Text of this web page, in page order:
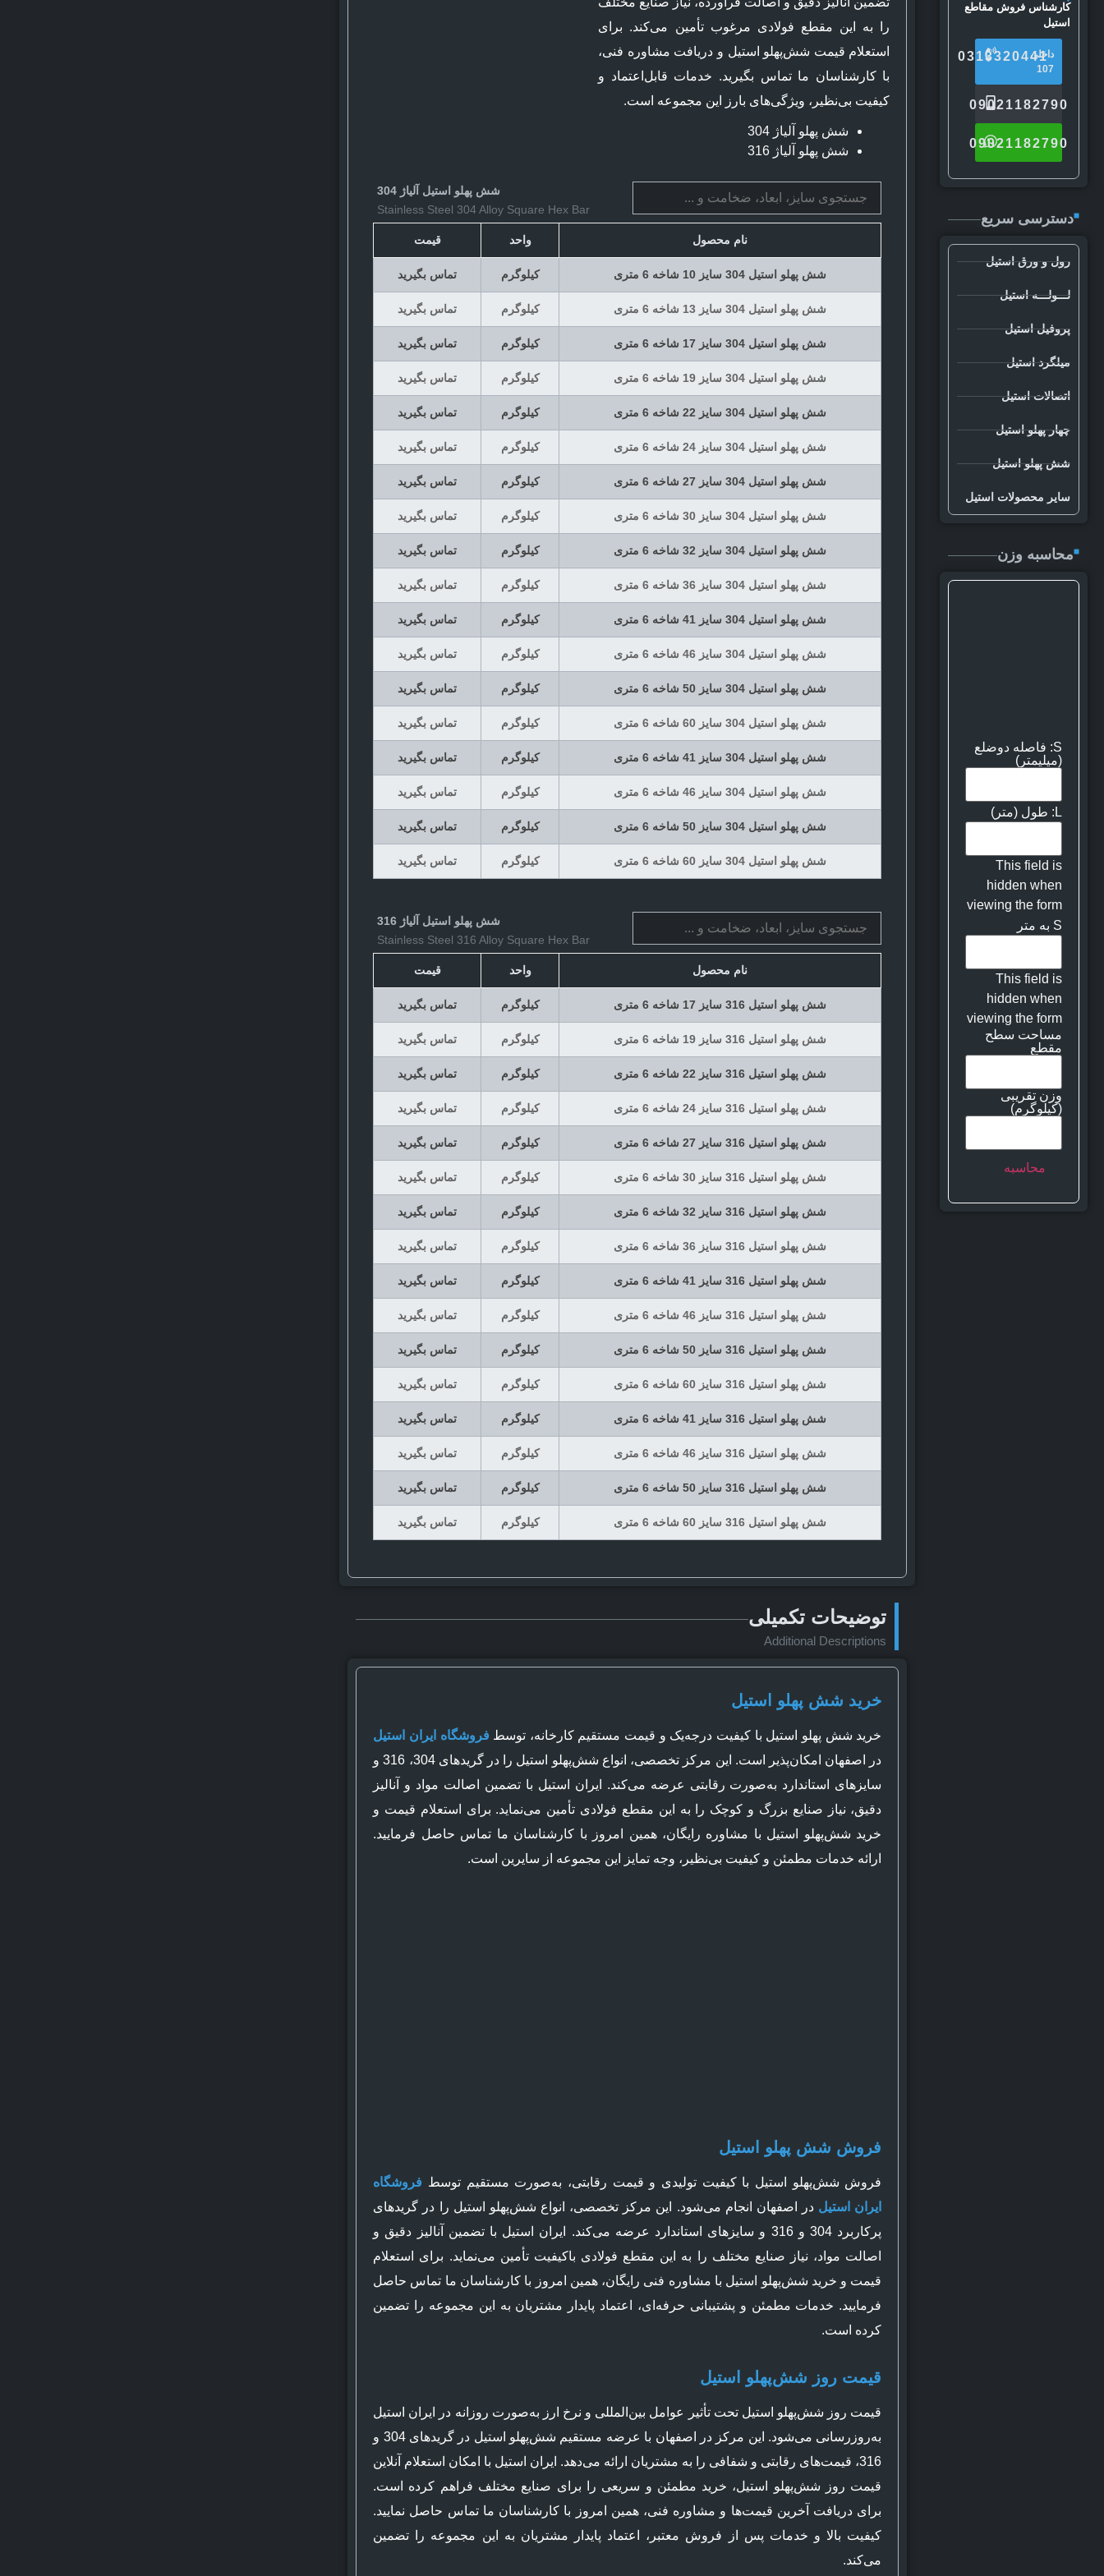
کارشناس فروش مقاطع
استیل
داخلی
107
0313320441
09021182790
09021182790
دسترسی سریع
رول و ورق استیل
لـــولـــه استیل
پروفیل استیل
میلگرد استیل
اتصالات استیل
چهار پهلو استیل
شش پهلو استیل
سایر محصولات استیل
محاسبه وزن
S: فاصله دوضلع
(میلیمتر)
L: طول (متر)
This field is
hidden when
viewing the form
S به متر
This field is
hidden when
viewing the form
مساحت سطح
مقطع
وزن تقریبی
(کیلوگرم)
را به این مقطع فولادی مرغوب تأمین می‌کند. برای
استعلام قیمت شش‌پهلو استیل و دریافت مشاوره فنی،
با کارشناسان ما تماس بگیرید. خدمات قابل‌اعتماد و
کیفیت بی‌نظیر، ویژگی‌های بارز این مجموعه است.
شش پهلو آلیاژ 304
شش پهلو آلیاژ 316
شش پهلو استیل آلیاژ 304
Stainless Steel 304 Alloy Square Hex Bar
نام محصول واحد قیمت
شش پهلو استیل 304 سایز 10 شاخه 6 متری کیلوگرم تماس بگیرید
شش پهلو استیل 304 سایز 13 شاخه 6 متری کیلوگرم تماس بگیرید
شش پهلو استیل 304 سایز 17 شاخه 6 متری کیلوگرم تماس بگیرید
شش پهلو استیل 304 سایز 19 شاخه 6 متری کیلوگرم تماس بگیرید
شش پهلو استیل 304 سایز 22 شاخه 6 متری کیلوگرم تماس بگیرید
شش پهلو استیل 304 سایز 24 شاخه 6 متری کیلوگرم تماس بگیرید
شش پهلو استیل 304 سایز 27 شاخه 6 متری کیلوگرم تماس بگیرید
شش پهلو استیل 304 سایز 30 شاخه 6 متری کیلوگرم تماس بگیرید
شش پهلو استیل 304 سایز 32 شاخه 6 متری کیلوگرم تماس بگیرید
شش پهلو استیل 304 سایز 36 شاخه 6 متری کیلوگرم تماس بگیرید
شش پهلو استیل 304 سایز 41 شاخه 6 متری کیلوگرم تماس بگیرید
شش پهلو استیل 304 سایز 46 شاخه 6 متری کیلوگرم تماس بگیرید
شش پهلو استیل 304 سایز 50 شاخه 6 متری کیلوگرم تماس بگیرید
شش پهلو استیل 304 سایز 60 شاخه 6 متری کیلوگرم تماس بگیرید
شش پهلو استیل 304 سایز 41 شاخه 6 متری کیلوگرم تماس بگیرید
شش پهلو استیل 304 سایز 46 شاخه 6 متری کیلوگرم تماس بگیرید
شش پهلو استیل 304 سایز 50 شاخه 6 متری کیلوگرم تماس بگیرید
شش پهلو استیل 304 سایز 60 شاخه 6 متری کیلوگرم تماس بگیرید
شش پهلو استیل آلیاژ 316
Stainless Steel 316 Alloy Square Hex Bar
نام محصول واحد قیمت
شش پهلو استیل 316 سایز 17 شاخه 6 متری کیلوگرم تماس بگیرید
شش پهلو استیل 316 سایز 19 شاخه 6 متری کیلوگرم تماس بگیرید
شش پهلو استیل 316 سایز 22 شاخه 6 متری کیلوگرم تماس بگیرید
شش پهلو استیل 316 سایز 24 شاخه 6 متری کیلوگرم تماس بگیرید
شش پهلو استیل 316 سایز 27 شاخه 6 متری کیلوگرم تماس بگیرید
شش پهلو استیل 316 سایز 30 شاخه 6 متری کیلوگرم تماس بگیرید
شش پهلو استیل 316 سایز 32 شاخه 6 متری کیلوگرم تماس بگیرید
شش پهلو استیل 316 سایز 36 شاخه 6 متری کیلوگرم تماس بگیرید
شش پهلو استیل 316 سایز 41 شاخه 6 متری کیلوگرم تماس بگیرید
شش پهلو استیل 316 سایز 46 شاخه 6 متری کیلوگرم تماس بگیرید
شش پهلو استیل 316 سایز 50 شاخه 6 متری کیلوگرم تماس بگیرید
شش پهلو استیل 316 سایز 60 شاخه 6 متری کیلوگرم تماس بگیرید
شش پهلو استیل 316 سایز 41 شاخه 6 متری کیلوگرم تماس بگیرید
شش پهلو استیل 316 سایز 46 شاخه 6 متری کیلوگرم تماس بگیرید
شش پهلو استیل 316 سایز 50 شاخه 6 متری کیلوگرم تماس بگیرید
شش پهلو استیل 316 سایز 60 شاخه 6 متری کیلوگرم تماس بگیرید
توضیحات تکمیلی
Additional Descriptions
خرید شش‌ پهلو استیل
خرید شش‌ پهلو استیل با کیفیت درجه‌یک و قیمت مستقیم کارخانه، توسط فروشگاه ایران استیل
در اصفهان امکان‌پذیر است. این مرکز تخصصی، انواع شش‌پهلو استیل را در گریدهای 304، 316 و
سایزهای استاندارد به‌صورت رقابتی عرضه می‌کند. ایران استیل با تضمین اصالت مواد و آنالیز
دقیق، نیاز صنایع بزرگ و کوچک را به این مقطع فولادی تأمین می‌نماید. برای استعلام قیمت و
خرید شش‌پهلو استیل با مشاوره رایگان، همین امروز با کارشناسان ما تماس حاصل فرمایید.
ارائه خدمات مطمئن و کیفیت بی‌نظیر، وجه تمایز این مجموعه از سایرین است.
فروش شش پهلو استیل
فروش شش‌پهلو استیل با کیفیت تولیدی و قیمت رقابتی، به‌صورت مستقیم توسط فروشگاه
ایران استیل در اصفهان انجام می‌شود. این مرکز تخصصی، انواع شش‌پهلو استیل را در گریدهای
پرکاربرد 304 و 316 و سایزهای استاندارد عرضه می‌کند. ایران استیل با تضمین آنالیز دقیق و
اصالت مواد، نیاز صنایع مختلف را به این مقطع فولادی باکیفیت تأمین می‌نماید. برای استعلام
قیمت و خرید شش‌پهلو استیل با مشاوره فنی رایگان، همین امروز با کارشناسان ما تماس حاصل
فرمایید. خدمات مطمئن و پشتیبانی حرفه‌ای، اعتماد پایدار مشتریان به این مجموعه را تضمین
کرده است.
قیمت روز شش‌پهلو استیل
قیمت روز شش‌پهلو استیل تحت تأثیر عوامل بین‌المللی و نرخ ارز به‌صورت روزانه در ایران استیل
به‌روزرسانی می‌شود. این مرکز در اصفهان با عرضه مستقیم شش‌پهلو استیل در گریدهای 304 و
316، قیمت‌های رقابتی و شفافی را به مشتریان ارائه می‌دهد. ایران استیل با امکان استعلام آنلاین
قیمت روز شش‌پهلو استیل، خرید مطمئن و سریعی را برای صنایع مختلف فراهم کرده است.
برای دریافت آخرین قیمت‌ها و مشاوره فنی، همین امروز با کارشناسان ما تماس حاصل نمایید.
کیفیت بالا و خدمات پس از فروش معتبر، اعتماد پایدار مشتریان به این مجموعه را تضمین
می‌کند.